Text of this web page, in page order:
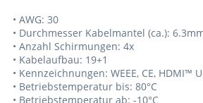
• AWG: 30
• Durchmesser Kabelmantel (ca.):
• Anzahl Schirmungen: 4x
• Kabelaufbau: 19+1
• Kennzeichnungen: WEEE, CE, HDMI™
• Betriebstemperatur bis: 80°C
• Betriebstemperatur ab: -10°C